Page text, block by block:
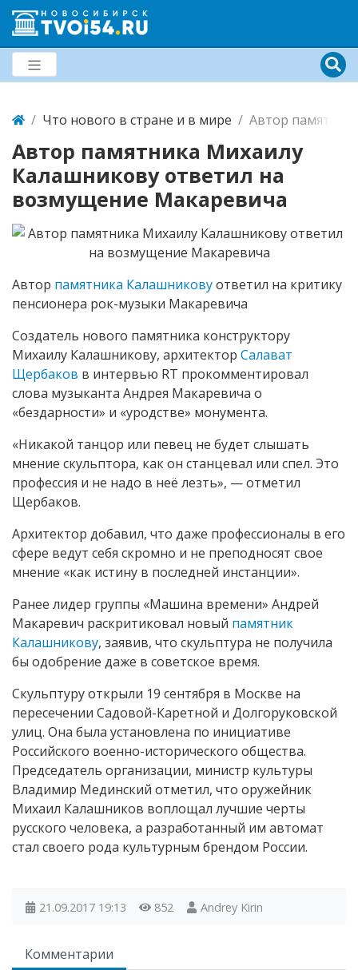
Что нового в стране и в мире Автор
Автор памятника Михаилу
Калашникову ответил на
возмущение Макаревича
Автор памятника Калашниковуответил на критику
пенсионера рок-музыки Макаревича
Создатель нового памятника конструктору
Михаилу Калашникову, архитектор Салават
Щербаков в интервью RT прокомментировал
слова музыканта Андрея Макаревича о
«бездарности» и «уродстве» монумента.
«Никакой танцор или певец не будет слышать
мнение скульптора, как он станцевал или спел. Это
профессия и не надо в неё лезть», — отметил
Щербаков.
Архитектор добавил, что даже профессионалы в его
сфере ведут себя скромно и не преподносят свое
мнение «как истину в последней инстанции».
Ранее лидер группы «Машина времени» Андрей
Макаревич раскритиковал новый памятник
Калашникову, заявив, что скульптура не получила
бы одобрение даже в советское время.
Скульптуру открыли 19 сентября в Москве на
пересечении Садовой-Каретной и Долгоруковской
улиц. Она была установлена по инициативе
Российского военно-исторического общества.
Председатель организации, министр культуры
Владимир Мединский отметил, что оружейник
Михаил Калашников воплощал лучшие черты
русского человека, а разработанный им автомат
стал своего рода культурным брендом России.
21.09.2017 19:13 852 Andrey Kirin
Комментарии